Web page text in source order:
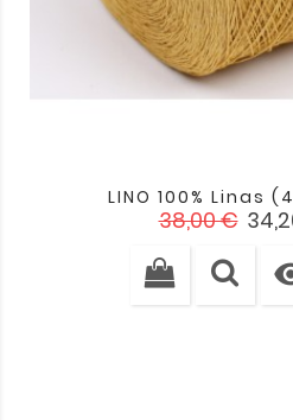
LINO 100% Linas
Įprasta
38,00 €